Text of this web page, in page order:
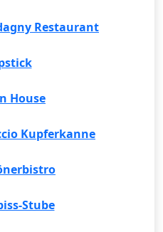
Restaurant
House
Kupferkanne
Stube